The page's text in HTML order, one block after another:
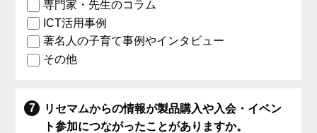
専門家・先生のコラム
ICT活用事例
著名人の子育て事例やインタビュー
その他
リセマムからの情報が製品購入や入会・イベン
ト参加につながったことがありますか。